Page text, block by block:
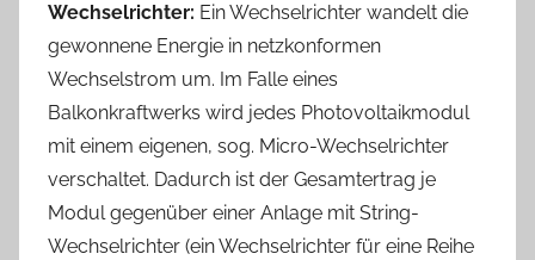
Wechselrichter: Ein Wechselrichter wandelt die
gewonnene Energie in netzkonformen
Wechselstrom um. Im Falle eines
Balkonkraftwerks wird jedes Photovoltaikmodul
mit einem eigenen, sog. Micro-Wechselrichter
verschaltet. Dadurch ist der Gesamtertrag je
Modul gegenüber einer Anlage mit String-
Wechselrichter (ein Wechselrichter für eine Reihe